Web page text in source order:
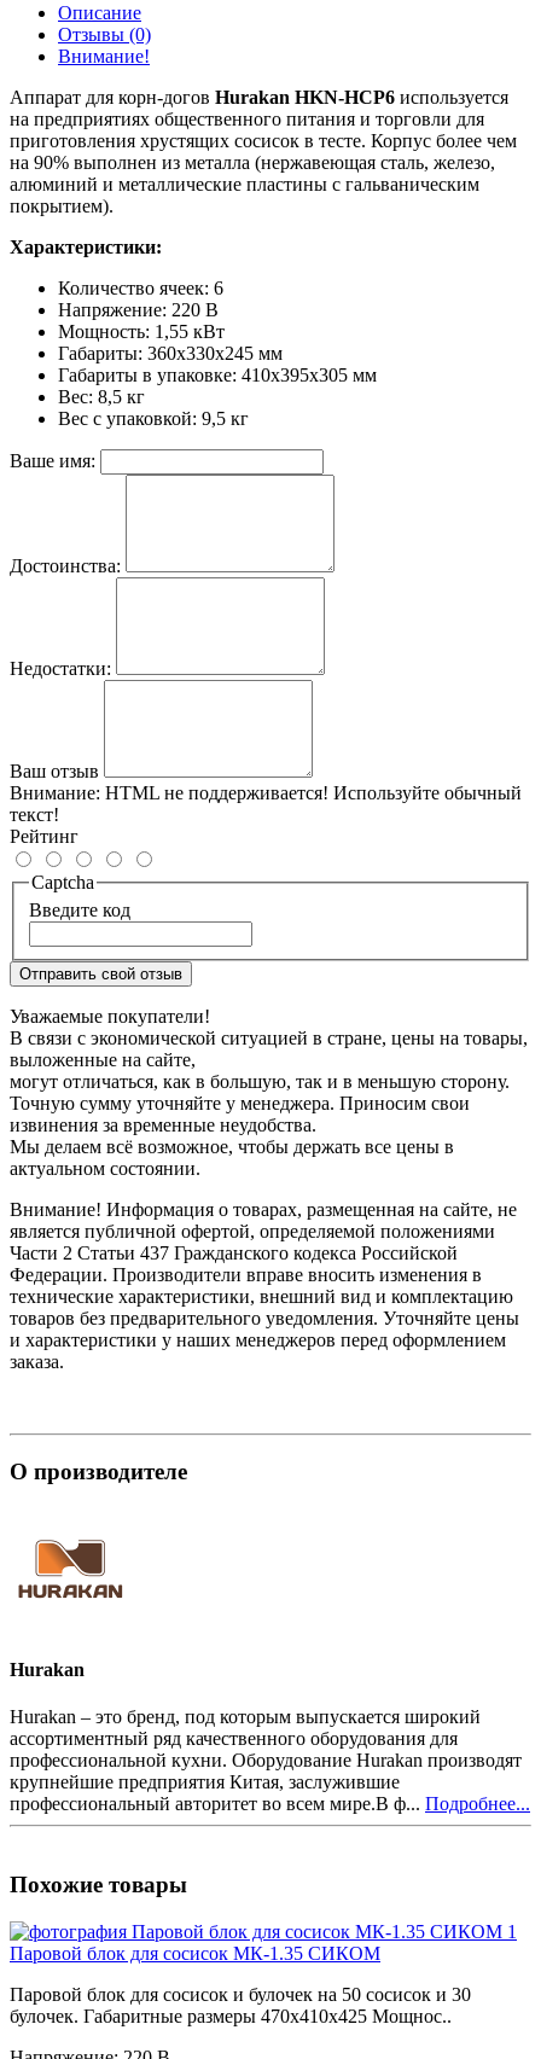
Описание
Отзывы (0)
Внимание!
Аппарат для корн-догов Hurakan HKN-HCP6 используется
на предприятиях общественного питания и торговли для
приготовления хрустящих сосисок в тесте. Корпус более чем
на 90% выполнен из металла (нержавеющая сталь, железо,
алюминий и металлические пластины с гальваническим
покрытием).
Характеристики:
Количество ячеек: 6
Напряжение: 220 В
Мощность: 1,55 кВт
Габариты: 360х330х245 мм
Габариты в упаковке: 410х395х305 мм
Вес: 8,5 кг
Вес с упаковкой: 9,5 кг
Ваше имя:
Достоинства:
Недостатки:
Ваш отзыв
Внимание: HTML не поддерживается! Используйте обычный
текст!
Рейтинг
Captcha
Введите код
Отправить свой отзыв
Уважаемые покупатели!
В связи с экономической ситуацией в стране, цены на товары,
выложенные на сайте,
могут отличаться, как в большую, так и в меньшую сторону.
Точную сумму уточняйте у менеджера. Приносим свои
извинения за временные неудобства.
Мы делаем всё возможное, чтобы держать все цены в
актуальном состоянии.
Внимание! Информация о товарах, размещенная на сайте, не
является публичной офертой, определяемой положениями
Части 2 Статьи 437 Гражданского кодекса Российской
Федерации. Производители вправе вносить изменения в
технические характеристики, внешний вид и комплектацию
товаров без предварительного уведомления. Уточняйте цены
и характеристики у наших менеджеров перед оформлением
заказа.
О производителе
Hurakan
Hurakan – это бренд, под которым выпускается широкий
ассортиментный ряд качественного оборудования для
профессиональной кухни. Оборудование Hurakan производят
крупнейшие предприятия Китая, заслужившие
профессиональный авторитет во всем мире.В ф... Подробнее...
Похожие товары
Паровой блок для сосисок МК-1.35 СИКОМ
Паровой блок для сосисок и булочек на 50 сосисок и 30
булочек. Габаритные размеры 470х410х425 Мощнос..